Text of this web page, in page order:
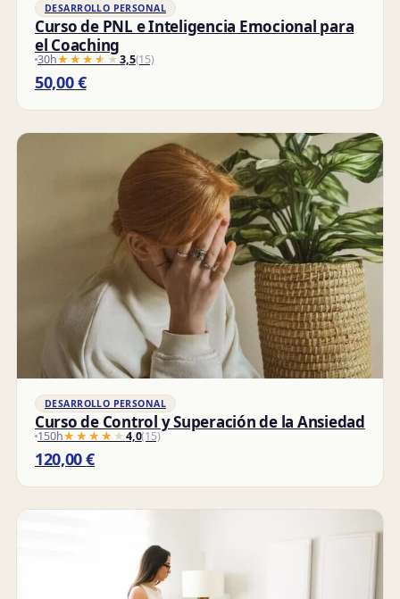
DESARROLLO PERSONAL
Curso de PNL e Inteligencia Emocional para
el Coaching
30h★★★★★
★★★★★3,5(15)
50,00€
DESARROLLO PERSONAL
Curso de Control y Superación de la Ansiedad
150h★★★★★
★★★★★4,0(15)
120,00€